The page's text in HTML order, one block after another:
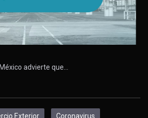
advierte que…
Exterior Coronavirus